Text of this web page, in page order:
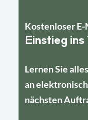
Kostenloser
Einstieg
Lernen Sie
an
nächsten